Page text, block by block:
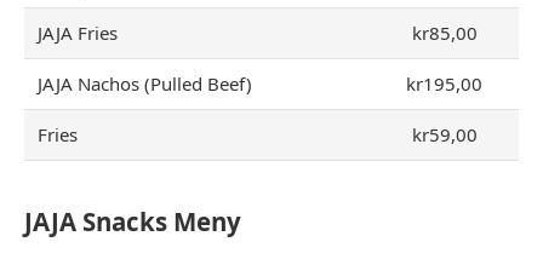
JAJA Fries kr85,00
JAJA Nachos (Pulled Beef) kr195,00
Fries kr59,00
JAJA Snacks Meny